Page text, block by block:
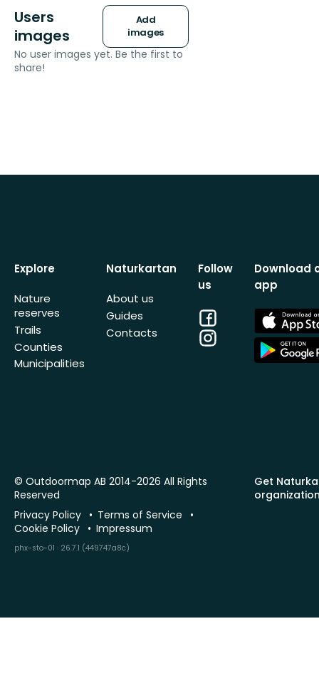
Users
images
Add
images
No user images yet. Be the first to
share!
Explore
Nature
reserves
Trails
Counties
Municipalities
Naturkartan
About us
Guides
Contacts
Follow
us
Facebook
Instagram
Download
app
App
Store
App
Store
Get
© Outdoormap AB 2014-2026 All Rights
Reserved
Privacy Policy
Terms of Service
Cookie Policy
Impressum
phx-sto-01 · 26.7.1 (449747a8c)